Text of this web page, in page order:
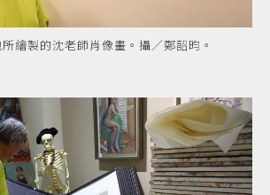
繪製的沈老師肖像畫。攝／鄭韶昀。